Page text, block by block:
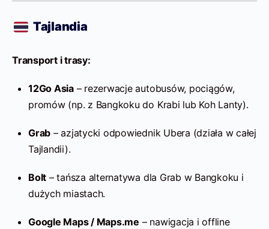
Tajlandia
Transport i trasy:
12Go Asia– rezerwacje autobusów, pociągów,
promów (np. z Bangkoku do Krabi lub Koh Lanty).
Grab – azjatycki odpowiednik Ubera (działa w całej
Tajlandii).
Bolt – tańsza alternatywa dla Grab w Bangkoku i
dużych miastach.
Google Maps / Maps.me – nawigacja i offline